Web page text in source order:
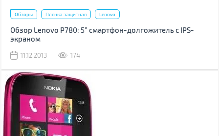
Обзоры Пленка защитная Lenovo
Обзор Lenovo P780: 5” смартфон-долгожитель с IPS-
экраном
11.12.2013 174